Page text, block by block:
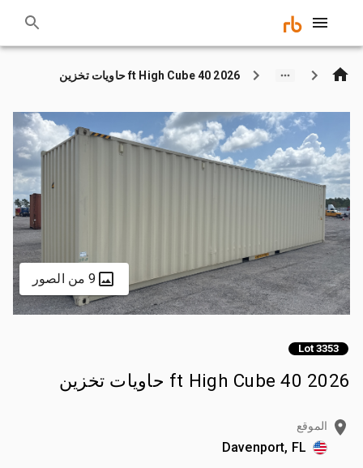
2026 40 ft High Cube حاويات تخزين
9 من الصور
Lot 3353
2026 40 ft High Cube حاويات تخزين
الموقع
Davenport, FL